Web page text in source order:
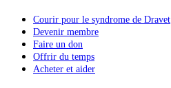
Courir pour le syndrome de Dravet
Devenir membre
Faire un don
Offrir du temps
Acheter et aider